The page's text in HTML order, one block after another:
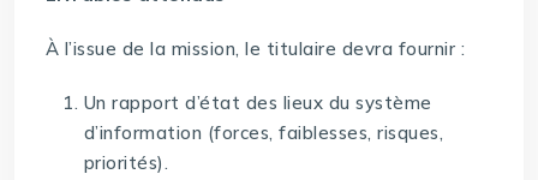
À l’issue de la mission, le titulaire devra fournir :
Un rapport d’état des lieux du système
d’information (forces, faiblesses, risques,
priorités).